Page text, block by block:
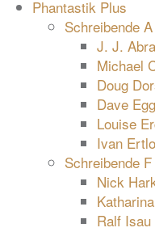
Phantastik Plus
Schreibende
J. J.
Michael
Doug
Dave
Louise
Ivan
Schreibende
Nick
Ralf Isau